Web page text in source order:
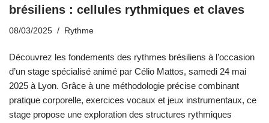
brésiliens : cellules rythmiques et claves
08/03/2025 Rythme
Découvrez les fondements des rythmes brésiliens à l’occasion
d’un stage spécialisé animé par Célio Mattos, samedi 24 mai
2025 à Lyon. Grâce à une méthodologie précise combinant
pratique corporelle, exercices vocaux et jeux instrumentaux, ce
stage propose une exploration des structures rythmiques